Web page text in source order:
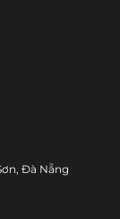
Đà Nẵng